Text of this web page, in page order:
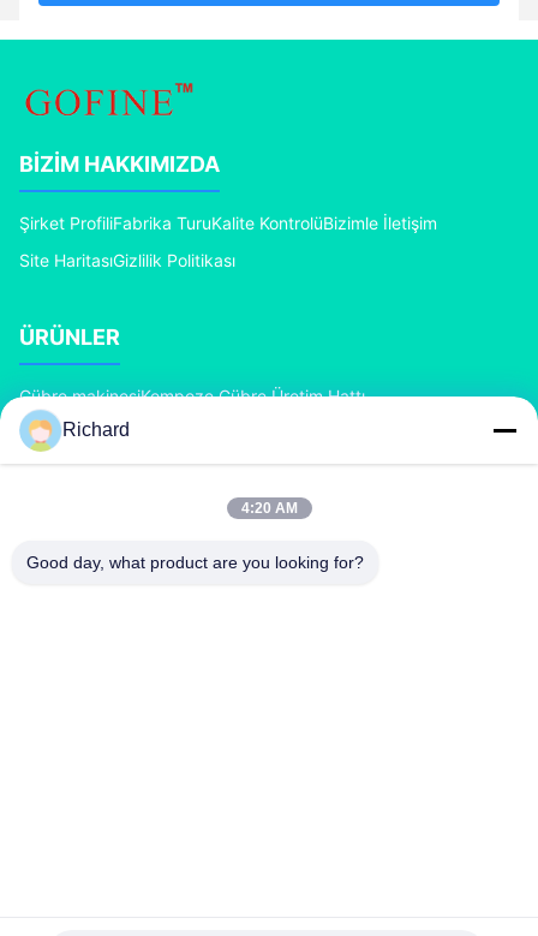
BIZIM HAKKIMIZDA
Şirket ProfiliFabrika TuruKalite KontrolüBizimle İletişim
Site HaritasıGizlilik Politikası
ÜRÜNLER
Gübre makinesiKompoze Gübre Üretim Hattı
Organik Gübre Üretim Hattı
Çift Silindirli Gübre Kırma Makinesi
Döner Tamburlu Gübre Kırma Makinesi
Richard
4:20 AM
Good day, what product are you looking for?